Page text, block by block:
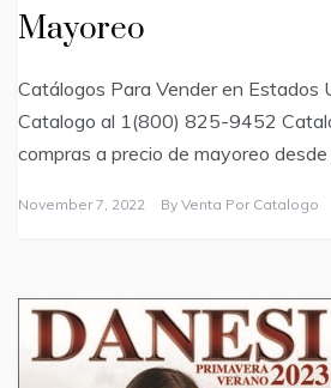
Mayoreo
Catálogos Para Vender en Estados
Catalogo al 1(800) 825-9452
compras a precio de mayoreo
November 7, 2022 By Venta Por Catalogo